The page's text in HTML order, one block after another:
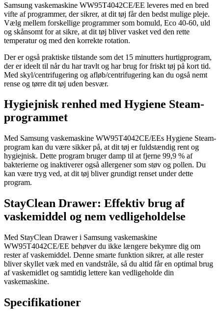
Samsung vaskemaskine WW95T4042CE/EE leveres med en bred
vifte af programmer, der sikrer, at dit tøj får den bedst mulige pleje.
Vælg mellem forskellige programmer som bomuld, Eco 40-60, uld
og skånsomt for at sikre, at dit tøj bliver vasket ved den rette
temperatur og med den korrekte rotation.
Der er også praktiske tilstande som det 15 minutters hurtigprogram,
der er ideelt til når du har travlt og har brug for friskt tøj på kort tid.
Med skyl/centrifugering og afløb/centrifugering kan du også nemt
rense og tørre dit tøj uden besvær.
Hygiejnisk renhed med Hygiene Steam-
programmet
Med Samsung vaskemaskine WW95T4042CE/EEs Hygiene Steam-
program kan du være sikker på, at dit tøj er fuldstændig rent og
hygiejnisk. Dette program bruger damp til at fjerne 99,9 % af
bakterierne og inaktiverer også allergener som støv og pollen. Du
kan være tryg ved, at dit tøj bliver grundigt renset under dette
program.
StayClean Drawer: Effektiv brug af
vaskemiddel og nem vedligeholdelse
Med StayClean Drawer i Samsung vaskemaskine
WW95T4042CE/EE behøver du ikke længere bekymre dig om
rester af vaskemiddel. Denne smarte funktion sikrer, at alle rester
bliver skyllet væk med en vandstråle, så du altid får en optimal brug
af vaskemidlet og samtidig lettere kan vedligeholde din
vaskemaskine.
Specifikationer